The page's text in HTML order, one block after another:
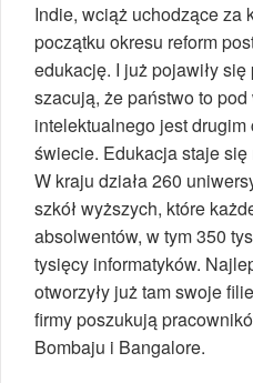
Indie, wciąż uchodzące za
początku okresu reform
edukację. I już pojawiły
szacują, że państwo to
intelektualnego jest
świecie. Edukacja staje się
W kraju działa 260
szkół wyższych, które
absolwentów, w tym 350
tysięcy informatyków.
otworzyły już tam swoje
firmy poszukują
Bombaju i Bangalore.